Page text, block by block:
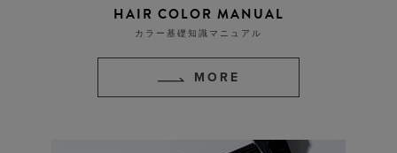
HAIR COLOR MANUAL
カラー基礎知識マニュアル
MORE